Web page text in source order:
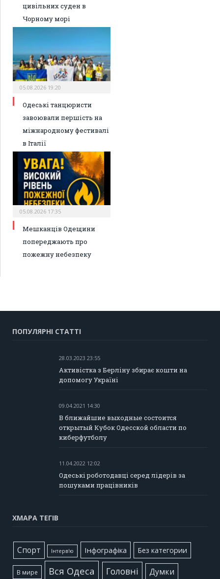
цивільних суден в
Чорному морі
05.08.2026 19:20
Одеські танцюристи
завоювали першість на
міжнародному фестивалі
в Італії
05.08.2026 17:35
Мешканців Одещини
попереджають про
пожежну небезпеку
ПОПУЛЯРНІ СТАТТІ
28.03.2023 23:55
Активістка з Берліну збирає кошти на
допомогу Україні
09.04.2021 14:30
В ближайшие выходные состоится
открытый Кубок Одесской области по
киберфутболу
11.04.2022 12:02
Одеські роботодавці серед лідерів за
пошуками працівників
ХМАРА ТЕГІВ
Cпорт Інтерв'ю Інфографіка Без категории
В мире Вся Одеса Головні Думки